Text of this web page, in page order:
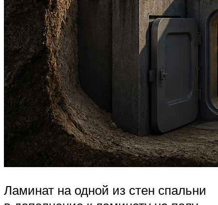
Ламинат на одной из стен спальни